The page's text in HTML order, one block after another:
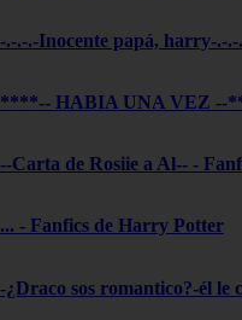
-.-.-.-Inocente papá, harry-.-
****-- HABIA UNA VEZ --
--Carta de Rosiie a Al-- -
... - Fanfics de Harry Potter
-¿Draco sos romantico?-él le